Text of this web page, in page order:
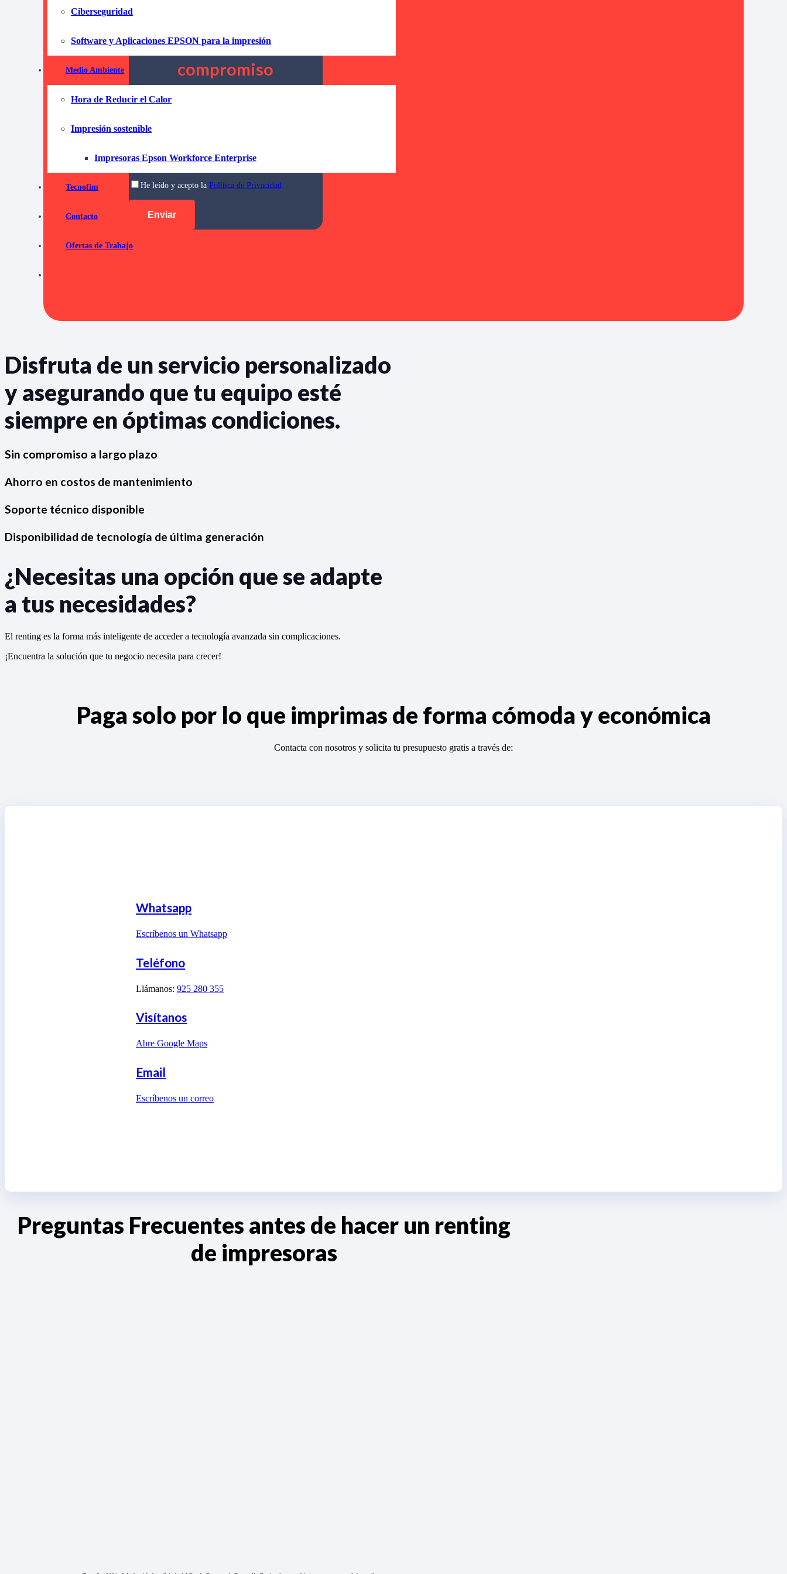
Ciberseguridad
Software y Aplicaciones EPSON para la impresión
Medio Ambiente
Hora de Reducir el Calor
Impresión sostenible
Impresoras Epson Workforce Enterprise
Tecnofim
Contacto
Ofertas de Trabajo
¡No dudes ni un segundo más y contacta con nosotros
Pida información sin
compromiso
He leído y acepto la Política de Privacidad
Disfruta de un servicio personalizado
y asegurando que tu equipo esté
siempre en óptimas condiciones.
Sin compromiso a largo plazo
Ahorro en costos de mantenimiento
Soporte técnico disponible
Disponibilidad de tecnología de última generación
¿Necesitas una opción que se adapte
a tus necesidades?
El renting es la forma más inteligente de acceder a tecnología avanzada sin complicaciones.
¡Encuentra la solución que tu negocio necesita para crecer!
Paga solo por lo que imprimas de forma cómoda y económica
Contacta con nosotros y solicita tu presupuesto gratis a través de:
Whatsapp
Escríbenos un Whatsapp
Teléfono
Llámanos: 925 280 355
Visítanos
Abre Google Maps
Email
Escríbenos un correo
Preguntas Frecuentes antes de hacer un renting
de impresoras